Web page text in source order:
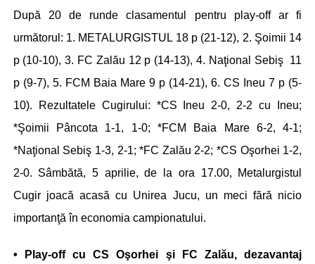
După 20 de runde clasamentul pentru play-off ar fi
următorul: 1. METALURGISTUL 18 p (21-12), 2. Şoimii 14
p (10-10), 3. FC Zalău 12 p (14-13), 4. Naţional Sebiş 11
p (9-7), 5. FCM Baia Mare 9 p (14-21), 6. CS Ineu 7 p (5-
10). Rezultatele Cugirului: *CS Ineu 2-0, 2-2 cu Ineu;
*Şoimii Pâncota 1-1, 1-0; *FCM Baia Mare 6-2, 4-1;
*Naţional Sebiş 1-3, 2-1; *FC Zalău 2-2; *CS Oşorhei 1-2,
2-0. Sâmbătă, 5 aprilie, de la ora 17.00, Metalurgistul
Cugir joacă acasă cu Unirea Jucu, un meci fără nicio
importanţă în economia campionatului.
• Play-off cu CS Oşorhei şi FC Zalău, dezavantaj